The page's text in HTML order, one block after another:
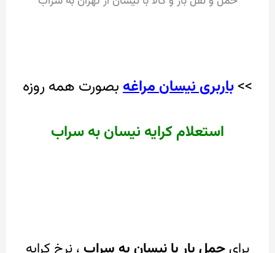
>>باربری نیسان مراغهبصورت همه روزه
استعلام کرایه نیسان به سراب
برای حمل بار با نیسان به سراب ، نرخ کرایه